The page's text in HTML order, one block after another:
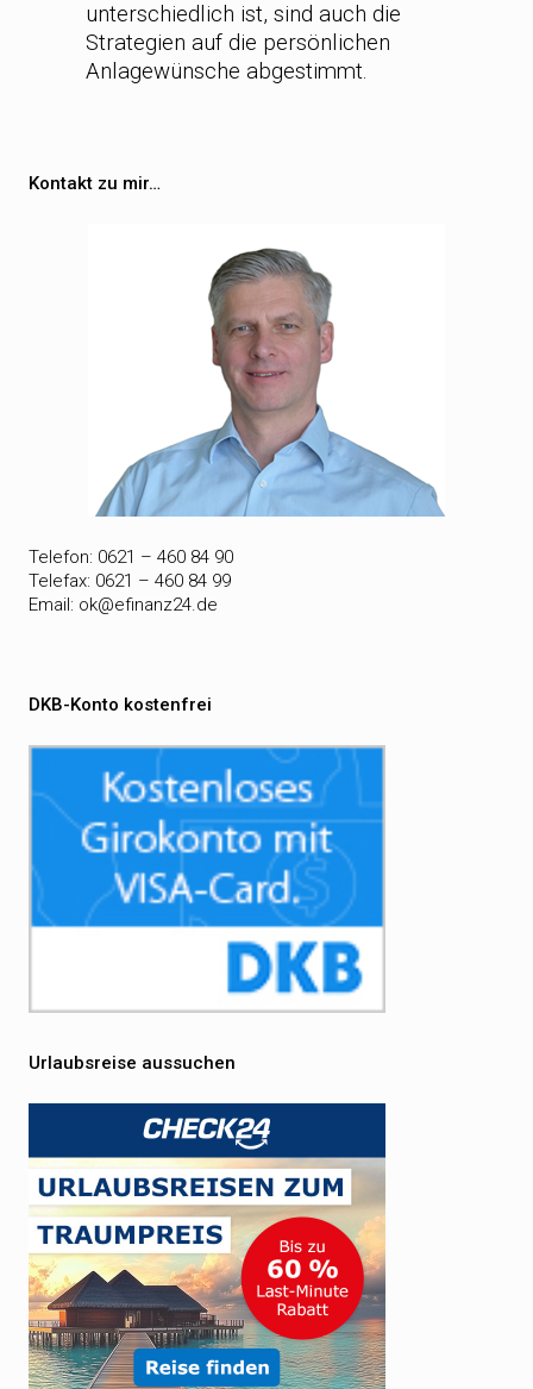
unterschiedlich ist, sind auch die
Strategien auf die persönlichen
Anlagewünsche abgestimmt.
Kontakt zu mir…
Telefon: 0621 – 460 84 90
Telefax: 0621 – 460 84 99
Email: ok@efinanz24.de
DKB-Konto kostenfrei
Urlaubsreise aussuchen